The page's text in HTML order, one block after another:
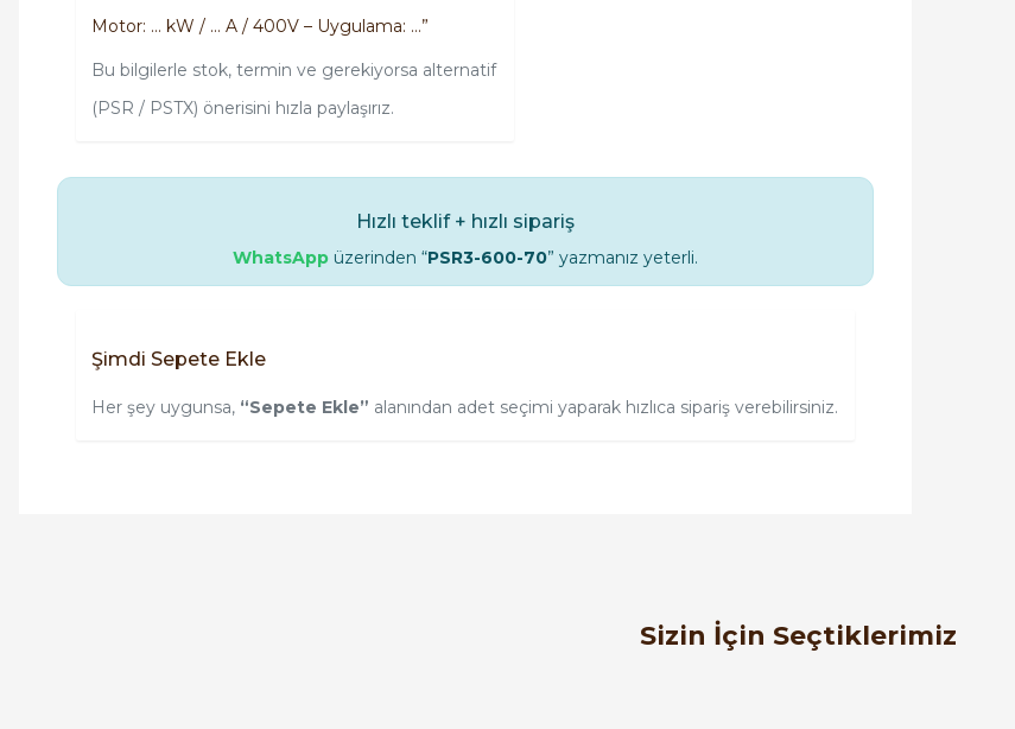
Motor: … kW / … A / 400V – Uygulama: …”
Bu bilgilerle stok, termin ve gerekiyorsa alternatif
(PSR / PSTX) önerisini hızla paylaşırız.
Hızlı teklif + hızlı sipariş
WhatsApp üzerinden “PSR3-600-70” yazmanız yeterli.
Şimdi Sepete Ekle
Her şey uygunsa, “Sepete Ekle” alanından adet seçimi yaparak hızlıca sipariş verebilirsiniz.
Sizin İçin Seçtiklerimiz